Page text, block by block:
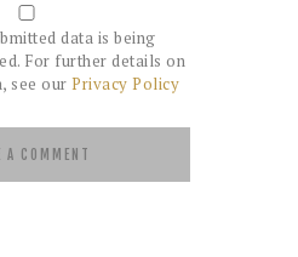
data is being
For further details on
see our Privacy Policy